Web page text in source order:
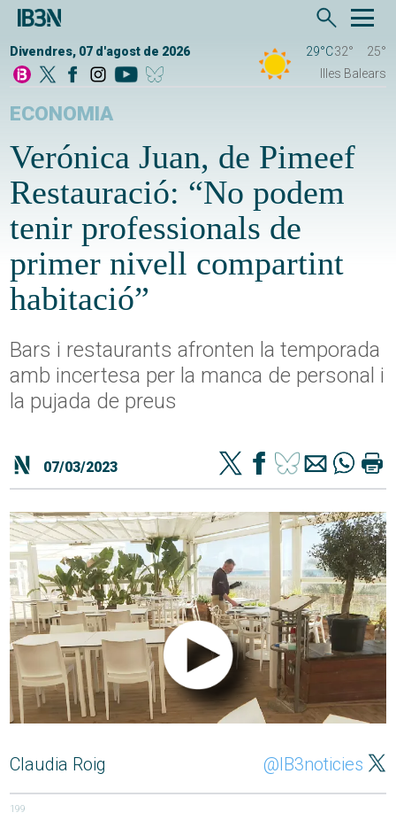
Divendres, 07 d'agost de 2026 29°C32°
25°
Illes Balears
ECONOMIA
Verónica Juan, de Pimeef
Restauració: “No podem
tenir professionals de
primer nivell compartint
habitació”
Bars i restaurants afronten la temporada
amb incertesa per la manca de personal i
la pujada de preus
07/03/2023
Claudia Roig @IB3noticies
199